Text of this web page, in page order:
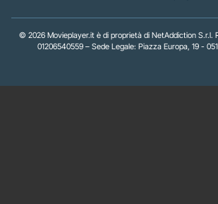
© 2026 Movieplayer.it è di proprietà di NetAddiction S.r.l.
01206540559 – Sede Legale: Piazza Europa, 19 -